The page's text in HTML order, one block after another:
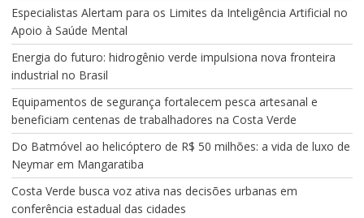
Especialistas Alertam para os Limites da Inteligência Artificial no
Apoio à Saúde Mental
Energia do futuro: hidrogênio verde impulsiona nova fronteira
industrial no Brasil
Equipamentos de segurança fortalecem pesca artesanal e
beneficiam centenas de trabalhadores na Costa Verde
Do Batmóvel ao helicóptero de R$ 50 milhões: a vida de luxo de
Neymar em Mangaratiba
Costa Verde busca voz ativa nas decisões urbanas em
conferência estadual das cidades